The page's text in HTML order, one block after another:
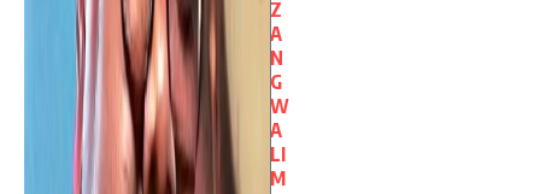
Z
A
N
G
W
A
LI
M